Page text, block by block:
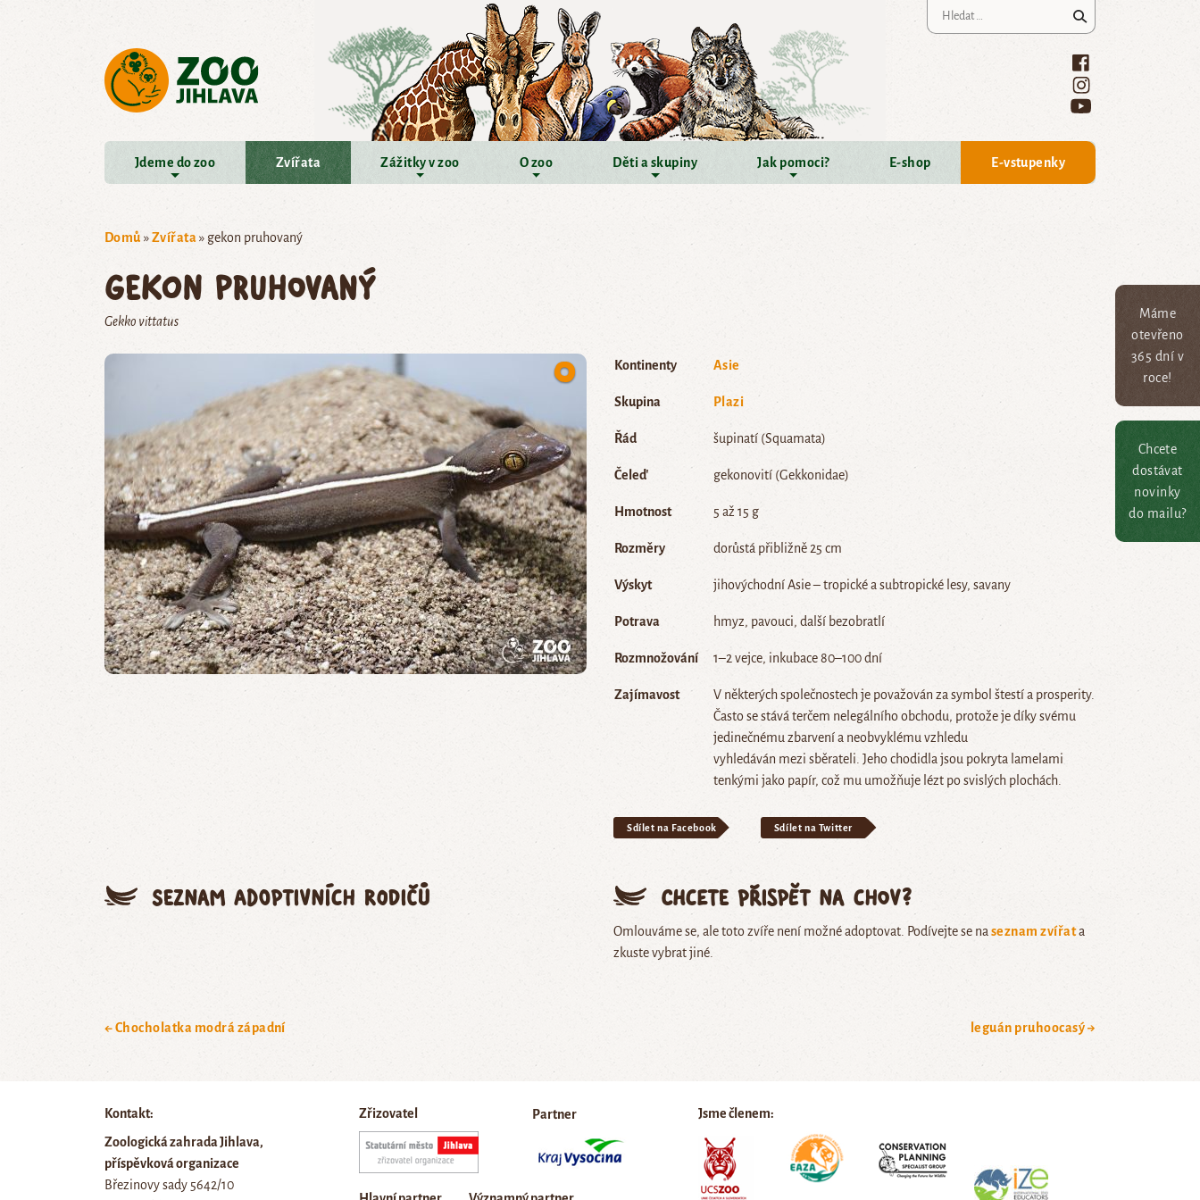
Máme
otevřeno
365 dní v
roce!
Chcete
dostávat
novinky
do mailu?
Jdeme do zoo Zvířata Zážitky v zoo O zoo Děti a skupiny Jak pomoci? E-shop E-vstupenky
Domů »Zvířata» gekon pruhovaný
gekon pruhovaný
Gekko vittatus
Kontinenty Asie
Skupina Plazi
Řád šupinatí (Squamata)
Čeleď gekonovití (Gekkonidae)
Hmotnost 5 až 15 g
Rozměry dorůstá přibližně 25 cm
Výskyt jihovýchodní Asie – tropické a subtropické lesy, savany
Potrava hmyz, pavouci, další bezobratlí
Rozmnožování 1–2 vejce, inkubace 80–100 dní
Zajímavost
V některých společnostech je považován za symbol štestí a prosperity.
Často se stává terčem nelegálního obchodu, protože je díky svému
jedinečnému zbarvení a neobvyklému vzhledu
vyhledáván mezi sběrateli. Jeho chodidla jsou pokryta lamelami
tenkými jako papír, což mu umožňuje lézt po svislých plochách.
Sdílet na Facebook Sdílet na Twitter
Seznam adoptivních rodičů Chcete přispět na chov?
Omlouváme se, ale toto zvíře není možné adoptovat. Podívejte se naseznam zvířata
zkuste vybrat jiné.
← Chocholatka modrá západní leguán pruhoocasý →
Kontakt:
Zoologická zahrada Jihlava,
příspěvková organizace
Březinovy sady 5642/10
Zřizovatel Partner Jsme členem: